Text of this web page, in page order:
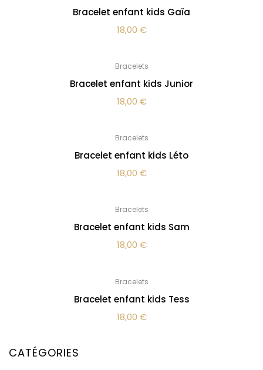
Bracelet enfant kids Gaïa
18,00 €
Bracelets
Bracelet enfant kids Junior
18,00 €
Bracelets
Bracelet enfant kids Léto
18,00 €
Bracelets
Bracelet enfant kids Sam
18,00 €
Bracelets
Bracelet enfant kids Tess
18,00 €
CATÉGORIES